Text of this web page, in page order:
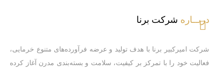
دربــاره شرکت برنا
شرکت امیرکبیر برنا با هدف تولید و عرضه فرآورده‌های متنوع خرمایی،
فعالیت خود را با تمرکز بر کیفیت، سلامت و بسته‌بندی مدرن آغاز کرده